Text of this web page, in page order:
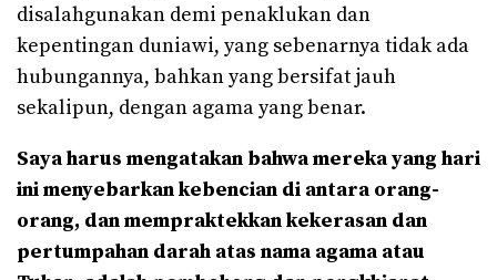
disalahgunakan demi penaklukan dan
kepentingan duniawi, yang sebenarnya tidak ada
hubungannya, bahkan yang bersifat jauh
sekalipun, dengan agama yang benar.
Saya harus mengatakan bahwa mereka yang hari
ini menyebarkan kebencian di antara orang-
orang, dan mempraktekkan kekerasan dan
pertumpahan darah atas nama agama atau